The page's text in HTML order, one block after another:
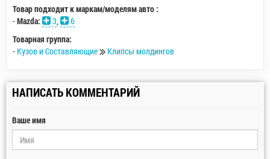
Товар подходит к маркам/моделям авто :
-Mazda: 3,
6
Товарная группа:
- Кузов и Составляющие Клипсы молдингов
НАПИСАТЬ КОММЕНТАРИЙ
Ваше имя